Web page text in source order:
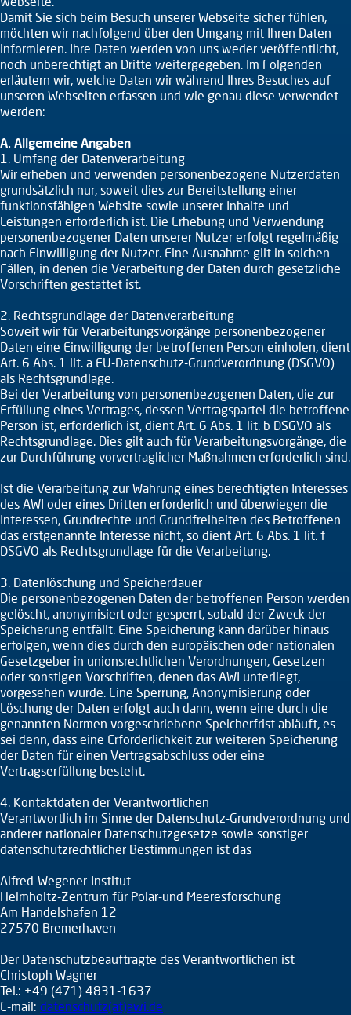
Damit Sie sich beim Besuch unserer Webseite sicher fühlen,
möchten wir nachfolgend über den Umgang mit Ihren Daten
informieren. Ihre Daten werden von uns weder veröffentlicht,
noch unberechtigt an Dritte weitergegeben. Im Folgenden
erläutern wir, welche Daten wir während Ihres Besuches auf
unseren Webseiten erfassen und wie genau diese verwendet
werden:
A. Allgemeine Angaben
1. Umfang der Datenverarbeitung
Wir erheben und verwenden personenbezogene Nutzerdaten
grundsätzlich nur, soweit dies zur Bereitstellung einer
funktionsfähigen Website sowie unserer Inhalte und
Leistungen erforderlich ist. Die Erhebung und Verwendung
personenbezogener Daten unserer Nutzer erfolgt regelmäßig
nach Einwilligung der Nutzer. Eine Ausnahme gilt in solchen
Fällen, in denen die Verarbeitung der Daten durch gesetzliche
Vorschriften gestattet ist.
2. Rechtsgrundlage der Datenverarbeitung
Soweit wir für Verarbeitungsvorgänge personenbezogener
Daten eine Einwilligung der betroffenen Person einholen, dient
Art. 6 Abs. 1 lit. a EU-Datenschutz-Grundverordnung (DSGVO)
als Rechtsgrundlage.
Bei der Verarbeitung von personenbezogenen Daten, die zur
Erfüllung eines Vertrages, dessen Vertragspartei die betroffene
Person ist, erforderlich ist, dient Art. 6 Abs. 1 lit. b DSGVO als
Rechtsgrundlage. Dies gilt auch für Verarbeitungsvorgänge, die
zur Durchführung vorvertraglicher Maßnahmen erforderlich sind.
Ist die Verarbeitung zur Wahrung eines berechtigten Interesses
des AWI oder eines Dritten erforderlich und überwiegen die
Interessen, Grundrechte und Grundfreiheiten des Betroffenen
das erstgenannte Interesse nicht, so dient Art. 6 Abs. 1 lit. f
DSGVO als Rechtsgrundlage für die Verarbeitung.
3. Datenlöschung und Speicherdauer
Die personenbezogenen Daten der betroffenen Person werden
gelöscht, anonymisiert oder gesperrt, sobald der Zweck der
Speicherung entfällt. Eine Speicherung kann darüber hinaus
erfolgen, wenn dies durch den europäischen oder nationalen
Gesetzgeber in unionsrechtlichen Verordnungen, Gesetzen
oder sonstigen Vorschriften, denen das AWI unterliegt,
vorgesehen wurde. Eine Sperrung, Anonymisierung oder
Löschung der Daten erfolgt auch dann, wenn eine durch die
genannten Normen vorgeschriebene Speicherfrist abläuft, es
sei denn, dass eine Erforderlichkeit zur weiteren Speicherung
der Daten für einen Vertragsabschluss oder eine
Vertragserfüllung besteht.
4. Kontaktdaten der Verantwortlichen
Verantwortlich im Sinne der Datenschutz-Grundverordnung und
anderer nationaler Datenschutzgesetze sowie sonstiger
datenschutzrechtlicher Bestimmungen ist das
Alfred-Wegener-Institut
Helmholtz-Zentrum für Polar-und Meeresforschung
Am Handelshafen 12
27570 Bremerhaven
Der Datenschutzbeauftragte des Verantwortlichen ist
Christoph Wagner
Tel.: +49 (471) 4831-1637
E-mail: datenschutz(at)awi.de